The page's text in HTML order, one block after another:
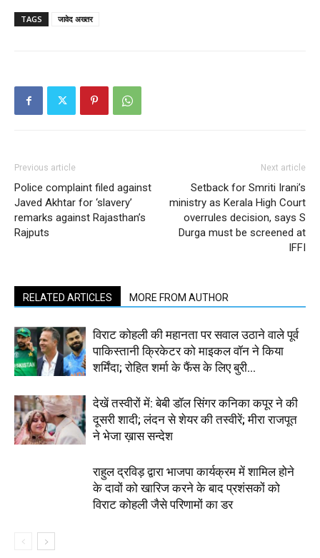
TAGS जावेद अख्तर
Previous article
Police complaint filed against
Javed Akhtar for ‘slavery’
remarks against Rajasthan’s
Rajputs
Next article
Setback for Smriti Irani’s
ministry as Kerala High Court
overrules decision, says S
Durga must be screened at
IFFI
RELATED ARTICLES MORE FROM AUTHOR
विराट कोहली की महानता पर सवाल उठाने वाले पूर्व
पाकिस्तानी क्रिकेटर को माइकल वॉन ने किया
शर्मिंदा; रोहित शर्मा के फैंस के लिए बुरी...
देखें तस्वीरों में: बेबी डॉल सिंगर कनिका कपूर ने की
दूसरी शादी; लंदन से शेयर की तस्वीरें; मीरा राजपूत
ने भेजा ख़ास सन्देश
राहुल द्रविड़ द्वारा भाजपा कार्यक्रम में शामिल होने
के दावों को खारिज करने के बाद प्रशंसकों को
विराट कोहली जैसे परिणामों का डर